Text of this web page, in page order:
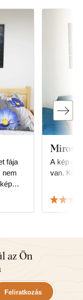
fája
nem
és
néha
A kép
van.
az Ön
Feliratkozás